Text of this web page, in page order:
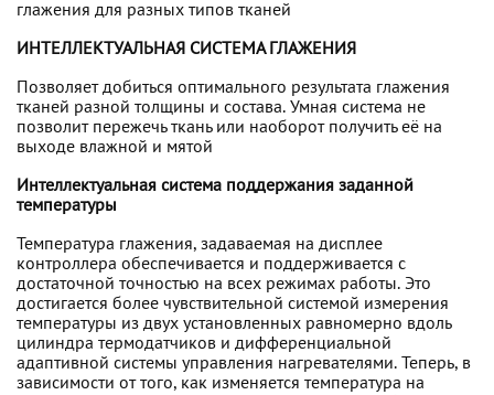
глажения для разных типов тканей
ИНТЕЛЛЕКТУАЛЬНАЯ СИСТЕМА ГЛАЖЕНИЯ
Позволяет добиться оптимального результата глажения
тканей разной толщины и состава. Умная система не
позволит пережечь ткань или наоборот получить её на
выходе влажной и мятой
Интеллектуальная система поддержания заданной
температуры
Температура глажения, задаваемая на дисплее
контроллера обеспечивается и поддерживается с
достаточной точностью на всех режимах работы. Это
достигается более чувствительной системой измерения
температуры из двух установленных равномерно вдоль
цилиндра термодатчиков и дифференциальной
адаптивной системы управления нагревателями. Теперь, в
зависимости от того, как изменяется температура на